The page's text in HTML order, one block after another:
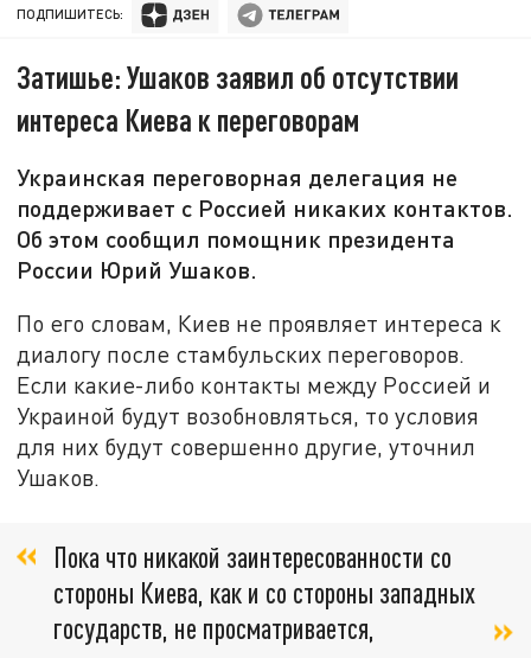
ПОДПИШИТЕСЬ:
Затишье: Ушаков заявил об отсутствии
интереса Киева к переговорам
Украинская переговорная делегация не
поддерживает с Россией никаких контактов.
Об этом сообщил помощник президента
России Юрий Ушаков.
По его словам, Киев не проявляет интереса к
диалогу после стамбульских переговоров.
Если какие-либо контакты между Россией и
Украиной будут возобновляться, то условия
для них будут совершенно другие, уточнил
Ушаков.
Пока что никакой заинтересованности со
стороны Киева, как и со стороны западных
государств, не просматривается,